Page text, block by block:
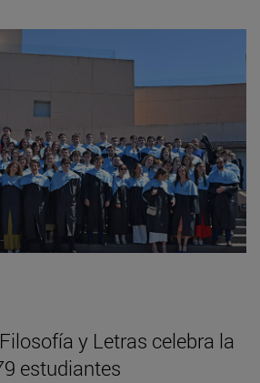
y Letras celebra la
estudiantes